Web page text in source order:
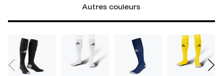
Autres couleurs